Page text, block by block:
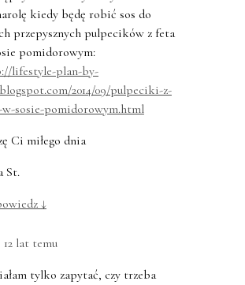
kiedy będę robić sos do
przepysznych pulpecików z feta
pomidorowym:
lifestyle-plan-by-
2014/09/pulpeciki-z-
sosie-pomidorowym.html
Ci miłego dnia
St.
↓
12 lat temu
tylko zapytać, czy trzeba